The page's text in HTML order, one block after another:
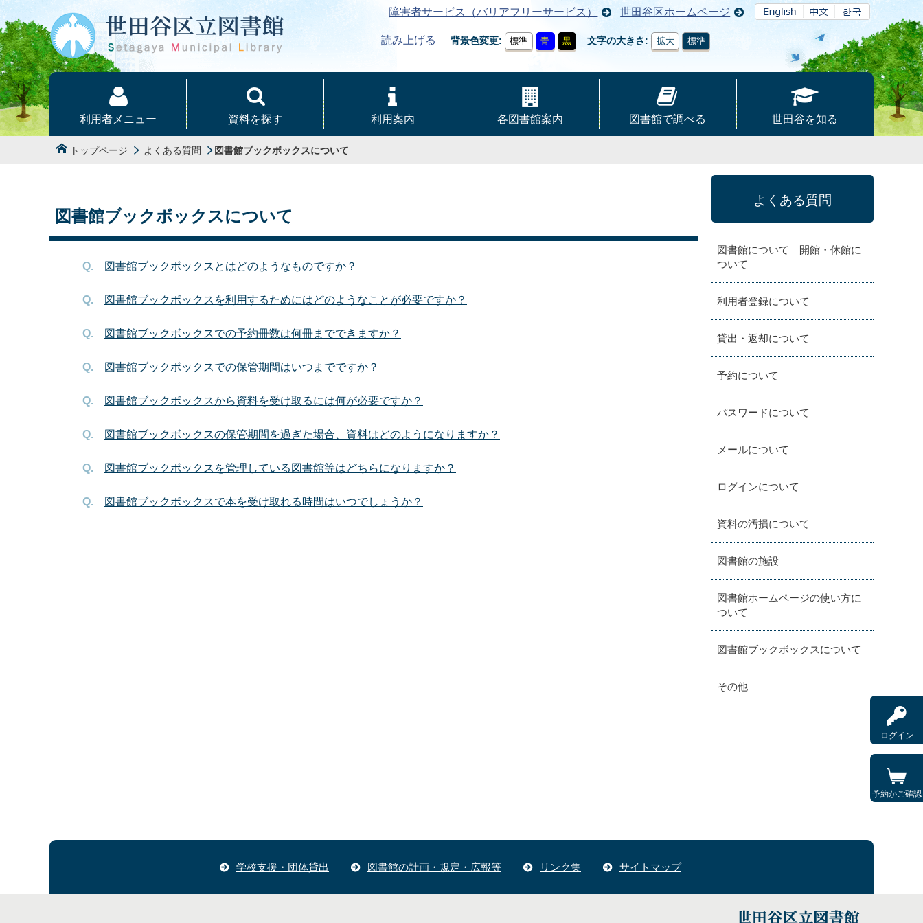
本文へ
障害者サービス（バリアフリーサービス） 世田谷区ホームページ
読み上げる 背景色変更 標準 青 黒 文字の大きさ 拡大 標準
ログイン
予約かご確認
利用者メニュー 資料を探す 利用案内 各図書館案内 図書館で調べる 世田谷を知る
トップページ よくある質問 図書館ブックボックスについて
図書館ブックボックスについて
図書館ブックボックスとはどのようなものですか？
図書館ブックボックスを利用するためにはどのようなことが必要ですか？
図書館ブックボックスでの予約冊数は何冊までできますか？
図書館ブックボックスでの保管期間はいつまでですか？
図書館ブックボックスから資料を受け取るには何が必要ですか？
図書館ブックボックスの保管期間を過ぎた場合、資料はどのようになりますか？
図書館ブックボックスを管理している図書館等はどちらになりますか？
図書館ブックボックスで本を受け取れる時間はいつでしょうか？
よくある質問
図書館について 開館・休館に
ついて
利用者登録について
貸出・返却について
予約について
パスワードについて
メールについて
ログインについて
資料の汚損について
図書館の施設
図書館ホームページの使い方に
ついて
図書館ブックボックスについて
その他
学校支援・団体貸出 図書館の計画・規定・広報等 リンク集 サイトマップ